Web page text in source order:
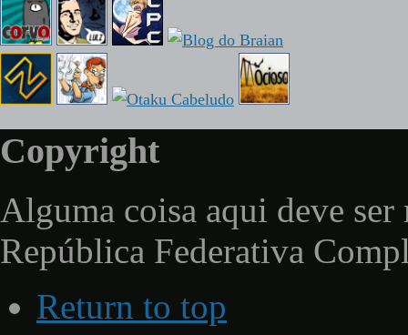
Copyright
Alguma coisa aqui deve ser
República Federativa
Return to top